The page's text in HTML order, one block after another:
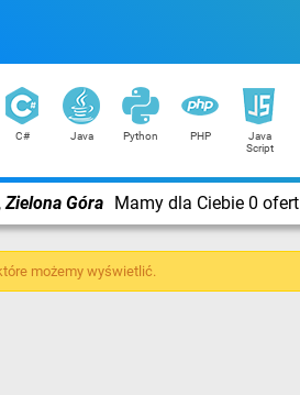
C# Java Python PHP
Java
Script
Zielona Góra Mamy dla Ciebie 0 ofert
możemy wyświetlić.